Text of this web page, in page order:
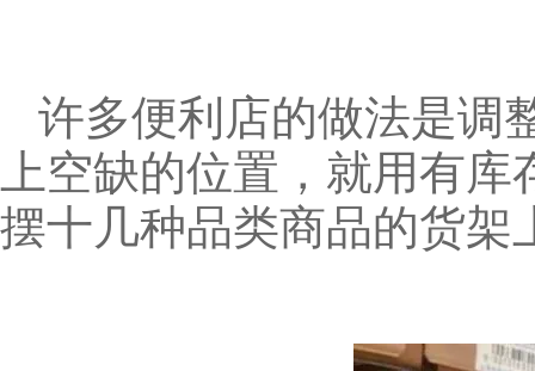
许多便利店的做法是调
上空缺的位置，就用有
摆十几种品类商品的货